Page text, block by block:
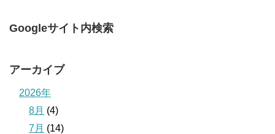
Googleサイト内検索
アーカイブ
2026年
8月 (4)
7月 (14)